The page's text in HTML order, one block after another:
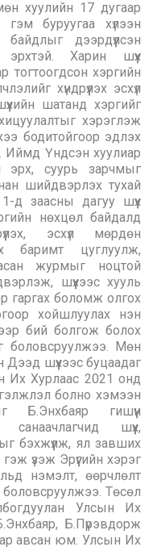
хуулийн 17 дугаар
буруугаа хүлээн
дээрдүүлсэн
Харин шүүх
тогтоогдсон хэргийн
хүндрүүлэх эсхүл
шатанд хэргийг
хэрэглэж
бодитойгоор эдлэх
Иймд Үндсэн хуулиар
эрх, суурь зарчмыг
шийдвэрлэх тухай
д заасны дагуу шүүх
нөхцөл байдалд
эсхүл мөрдөн
баримт цуглуулж,
журмыг ноцтой
шүүхээс хууль
гаргах боломж олгох
хойшлуулах нэн
бий болгож болох
боловсруулжээ. Мөн
шүүхээс буцаадаг
Их Хурлаас 2021 онд
болно хэмээн
Б.Энхбаяр гишүүн
шүүх,
бэхжүүлж, ял завших
үзэж Эрүүгийн хэрэг
нэмэлт, өөрчлөлт
боловсруулжээ. Төсөл
Улсын Их
Б.Пүрэвдорж
авсан юм. Улсын Их